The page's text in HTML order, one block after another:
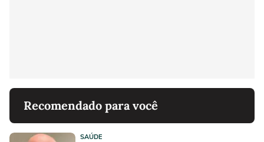
Recomendado para você
SAÚDE